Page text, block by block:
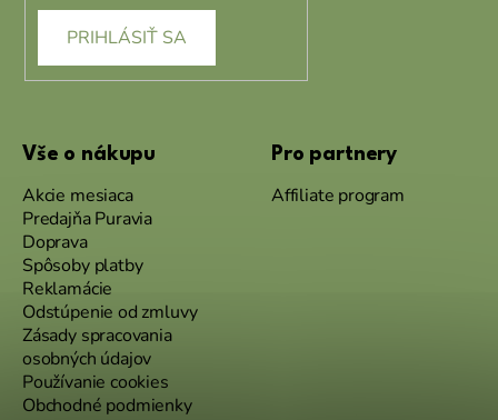
PRIHLÁSIŤ SA
Vše o nákupu
Akcie mesiaca
Predajňa Puravia
Doprava
Spôsoby platby
Reklamácie
Odstúpenie od zmluvy
Zásady spracovania
osobných údajov
Používanie cookies
Obchodné podmienky
Pro partnery
Affiliate program